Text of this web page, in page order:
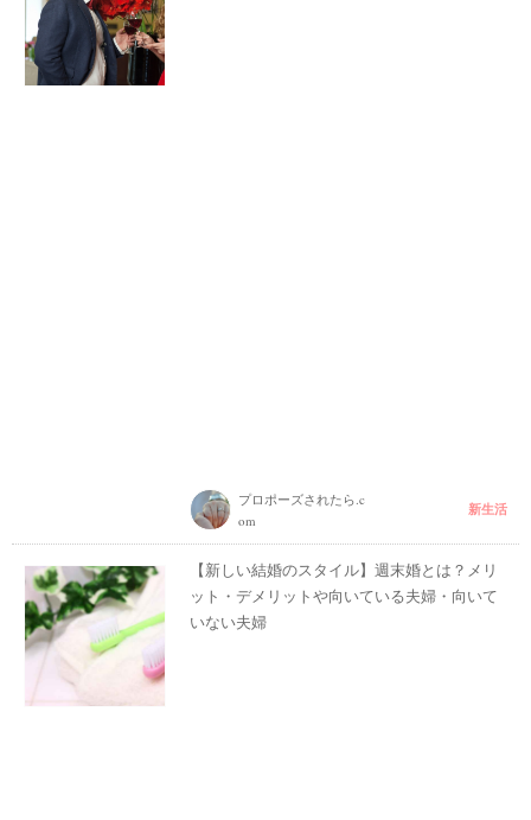
プロポーズされたら.c
om
新生活
【新しい結婚のスタイル】週末婚とは？メリ
ット・デメリットや向いている夫婦・向いて
いない夫婦